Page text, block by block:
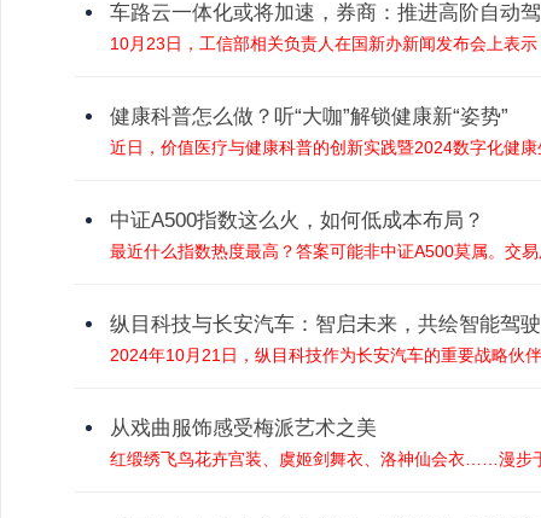
车路云一体化或将加速，券商：推进高阶自动
10月23日，工信部相关负责人在国新办新闻发布会上表
健康科普怎么做？听“大咖”解锁健康新“姿势”
近日，价值医疗与健康科普的创新实践暨2024数字化健
中证A500指数这么火，如何低成本布局？
最近什么指数热度最高？答案可能非中证A500莫属。交
纵目科技与长安汽车：智启未来，共绘智能驾
2024年10月21日，纵目科技作为长安汽车的重要战略伙
从戏曲服饰感受梅派艺术之美
红缎绣飞鸟花卉宫装、虞姬剑舞衣、洛神仙会衣……漫步